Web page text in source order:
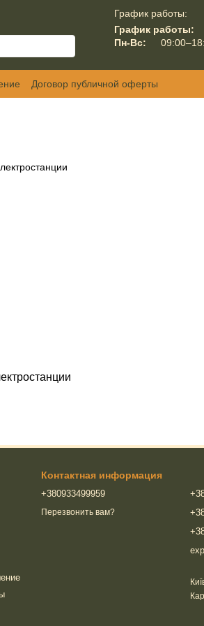
График работы:
График работы:
Пн-Вс:
Договор публичной оферты
Контактная информация
+380933499959
Перезвонить вам?